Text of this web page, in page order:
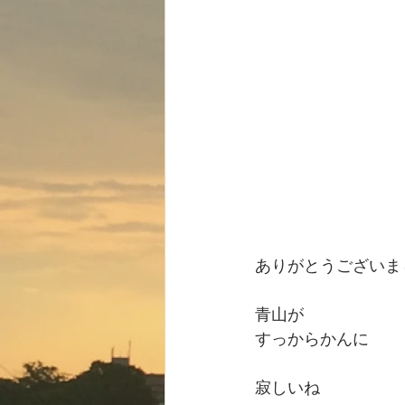
ありがとうござい
青山が
すっからかんに
寂しいね